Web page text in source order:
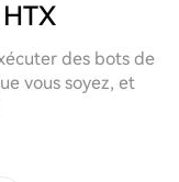
des bots de
vous soyez, et